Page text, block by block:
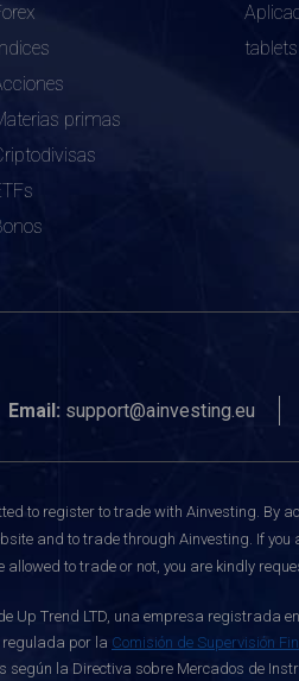
primas
tablets
Email: support@ainvesting.eu
to register to trade with Ainvesting. By
and to trade through Ainvesting. If
to trade or not, you are kindly
Up Trend LTD, una empresa registrada
por la Comisión de Supervisión
la Directiva sobre Mercados de